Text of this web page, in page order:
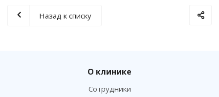
Назад к списку
О клинике
Сотрудники